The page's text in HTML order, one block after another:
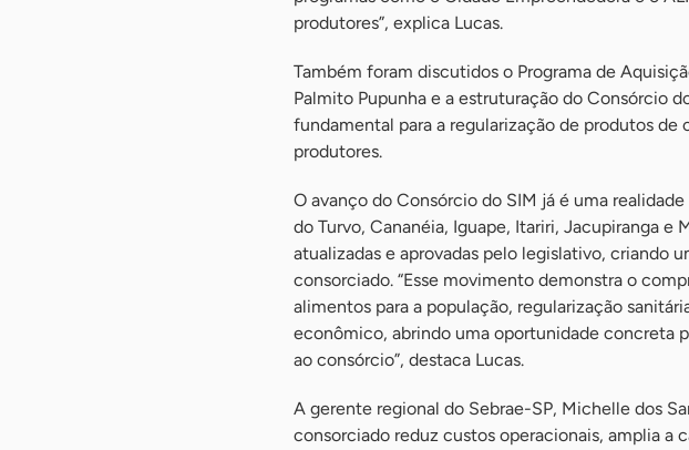
produtores”, explica Lucas.
Também foram discutidos o Programa de
Palmito Pupunha e a estruturação do Consórcio
fundamental para a regularização de produtos
produtores.
O avanço do Consórcio do SIM já é uma
do Turvo, Cananéia, Iguape, Itariri, Jacupiranga e
atualizadas e aprovadas pelo legislativo, criando
consorciado. “Esse movimento demonstra o
alimentos para a população, regularização
econômico, abrindo uma oportunidade concreta
ao consórcio”, destaca Lucas.
A gerente regional do Sebrae-SP, Michelle dos
consorciado reduz custos operacionais, amplia